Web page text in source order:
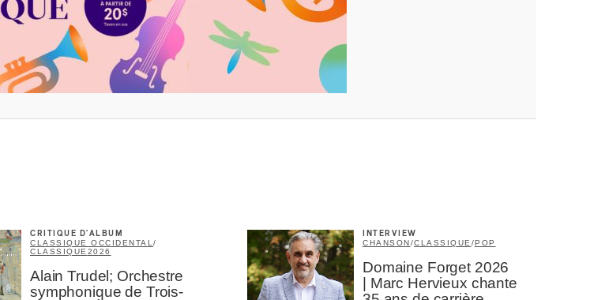
CRITIQUE D'ALBUM
CLASSIQUE OCCIDENTAL /
CLASSIQUE 2026
Alain Trudel; Orchestre
symphonique de Trois-
INTERVIEW
CHANSON/CLASSIQUE /POP
Domaine Forget 2026
| Marc Hervieux chante